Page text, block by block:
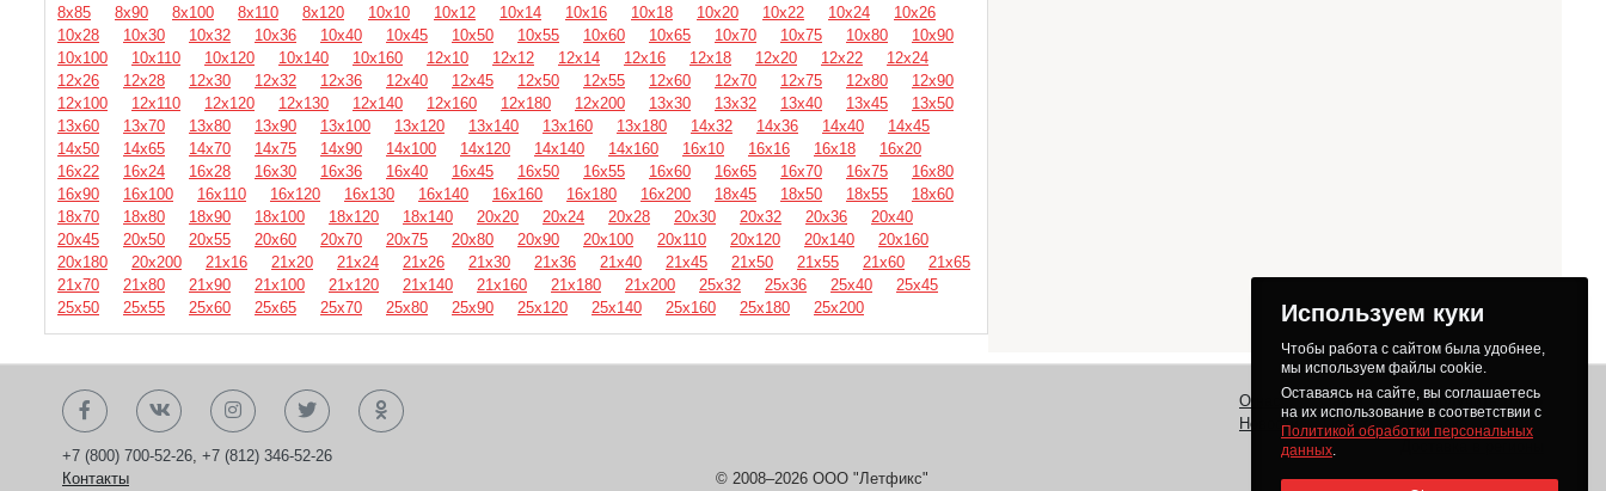
8х85
8х90 8х100 8х110 8х120 10х10 10х12 10х14 10х16 10х18 10х20 10х22 10х24
10х26
10х28
10х30 10х32 10х36 10х40 10х45 10х50 10х55 10х60 10х65 10х70 10х75 10х80
10х90
10х100
10х110 10х120 10х140 10х160 12х10 12х12 12х14 12х16 12х18 12х20 12х22
12х24
12х26
12х28 12х30 12х32 12х36 12х40 12х45 12х50 12х55 12х60 12х70 12х75 12х80
12х90
12х100
12х110 12х120 12х130 12х140 12х160 12х180 12х200 13х30 13х32 13х40 13х45
13х50
13х60
13х70 13х80 13х90 13х100 13х120 13х140 13х160 13х180 14х32 14х36 14х40
14х45
14х50
14х65 14х70 14х75 14х90 14х100 14х120 14х140 14х160 16х10 16х16 16х18
16х20
16х22
16х24 16х28 16х30 16х36 16х40 16х45 16х50 16х55 16х60 16х65 16х70 16х75
16х80
16х90
16х100 16х110 16х120 16х130 16х140 16х160 16х180 16х200 18х45 18х50 18х55
18х60
18х70
18х80 18х90 18х100 18х120 18х140 20х20 20х24 20х28 20х30 20х32 20х36
20х40
20х45
20х50 20х55 20х60 20х70 20х75 20х80 20х90 20х100 20х110 20х120 20х140
20х160
20х180
20х200 21х16 21х20 21х24 21х26 21х30 21х36 21х40 21х45 21х50 21х55 21х60
21х65
21х70
21х80 21х90 21х100 21х120 21х140 21х160 21х180 21х200 25х32 25х36 25х40
25х45
25х50
25х55 25х60 25х65 25х70 25х80 25х90 25х120 25х140 25х160 25х180 25х200
+7 (800) 700-52-26, +7 (812) 346-52-26
Контакты
© 2008–2026 ООО "Летфикс"
О нас
Новости
Заказ
Оплата
Как получить товар
Доставка
Используем куки
Чтобы работа с сайтом была удобнее,
мы используем файлы cookie.
Оставаясь на сайте, вы соглашаетесь
на их использование в соответствии с
Политикой обработки персональных
данных.